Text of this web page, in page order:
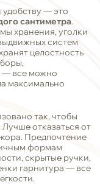
— это
сантиметра.
хранения, уголки
систем
целостность
— все можно
максимально
так, чтобы
. Лучше отказаться от
Предпочтение
формам
скрытые ручки,
гарнитура — все